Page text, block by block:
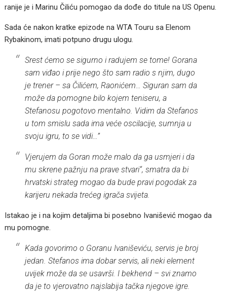
ranije je i Marinu Čiliću pomogao da dođe do titule na US Openu.
Sada će nakon kratke epizode na WTA Touru sa Elenom
Rybakinom, imati potpuno drugu ulogu.
Srest ćemo se sigurno i radujem se tome! Gorana
sam viđao i prije nego što sam radio s njim, dugo
je trener – sa Čilićem, Raonićem… Siguran sam da
može da pomogne bilo kojem teniseru, a
Stefanosu pogotovo mentalno. Vidim da Stefanos
u tom smislu sada ima veće oscilacije, sumnja u
svoju igru, to se vidi…”
Vjerujem da Goran može malo da ga usmjeri i da
mu skrene pažnju na prave stvari“, smatra da bi
hrvatski strateg mogao da bude pravi pogodak za
karijeru nekada trećeg igrača svijeta.
Istakao je i na kojim detaljima bi posebno Ivanišević mogao da
mu pomogne.
Kada govorimo o Goranu Ivaniševiću, servis je broj
jedan. Stefanos ima dobar servis, ali neki element
uvijek može da se usavrši. I bekhend – svi znamo
da je to vjerovatno najslabija tačka njegove igre.